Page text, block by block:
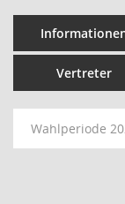
Vertreter
Wahlperiode